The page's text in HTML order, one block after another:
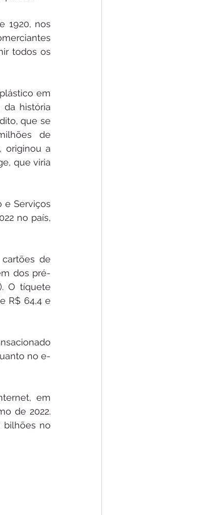
1920, nos
todos os
em
da história
que se
de
originou a
que viria
e Serviços
no país,
de
dos pré-
O tíquete
R$ 64,4 e
no e-
em
de 2022.
bilhões no